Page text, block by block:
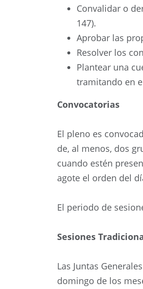
Convalidar o
147).
Aprobar las
Resolver los
Plantear una
tramitando en
Convocatorias
El pleno es
de, al menos, dos
cuando estén
agote el orden del
El periodo de
Sesiones
Las Juntas
domingo de los